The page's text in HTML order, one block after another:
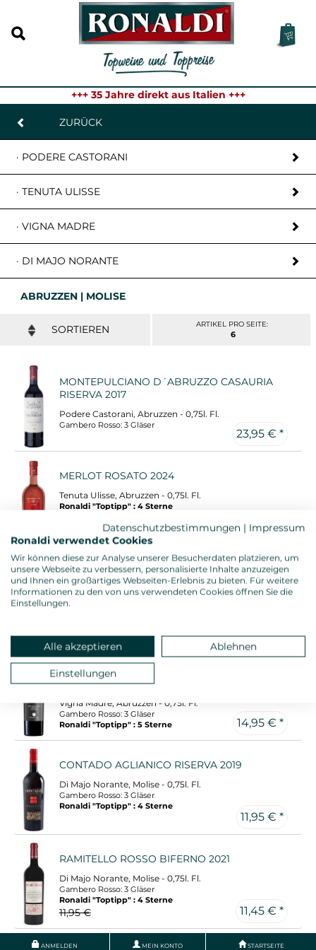
+++ 35 Jahre direkt aus Italien +++
ZURÜCK
· PODERE CASTORANI
· TENUTA ULISSE
· VIGNA MADRE
· DI MAJO NORANTE
ABRUZZEN | MOLISE
ARTIKEL PRO SEITE:
6
MONTEPULCIANO D´ABRUZZO CASAURIA
RISERVA 2017
Podere Castorani, Abruzzen - 0,75l. Fl.
Gambero Rosso: 3 Gläser
23,95 € *
MERLOT ROSATO 2024
Tenuta Ulisse, Abruzzen - 0,75l. Fl.
Ronaldi "Toptipp" : 4 Sterne
8,95 € *
MONTEPULCIANO D'ABRUZZO BECCO
REALE 2019 (BIO)
Vigna Madre, Abruzzen - 0,75l. Fl.
10,95 €
MONTEPULCIANO D'ABRUZZO CAPO LE
VIGNE 2019
Vigna Madre, Abruzzen - 0,75l. Fl.
Gambero Rosso: 3 Gläser
Ronaldi "Toptipp" : 5 Sterne
14,95 € *
CONTADO AGLIANICO RISERVA 2019
Di Majo Norante, Molise - 0,75l. Fl.
Gambero Rosso: 3 Gläser
Ronaldi "Toptipp" : 4 Sterne
11,95 € *
RAMITELLO ROSSO BIFERNO 2021
Di Majo Norante, Molise - 0,75l. Fl.
Gambero Rosso: 3 Gläser
Ronaldi "Toptipp" : 4 Sterne
11,95 € 11,45 € *
ANMELDEN MEIN KONTO STARTSEITE
Datenschutzbestimmungen | Impressum
Ronaldi verwendet Cookies
Wir können diese zur Analyse unserer Besucherdaten platzieren, um
unsere Webseite zu verbessern, personalisierte Inhalte anzuzeigen
und Ihnen ein großartiges Webseiten-Erlebnis zu bieten. Für weitere
Informationen zu den von uns verwendeten Cookies öffnen Sie die
Einstellungen.
Alle akzeptieren Ablehnen
Einstellungen